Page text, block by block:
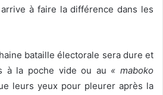
à faire la différence dans les
bataille électorale sera dure et
à la poche vide ou au « maboko
leurs yeux pour pleurer après la